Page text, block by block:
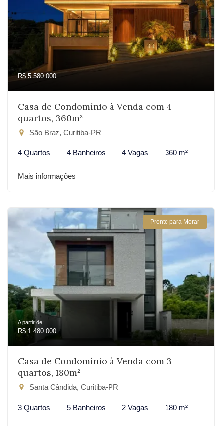
R$ 5.580.000
Casa de Condomínio à Venda com 4
quartos, 360m²
São Braz, Curitiba-PR
4 Quartos 4 Banheiros 4 Vagas 360 m²
Mais informações
Pronto para Morar
A partir de:
R$ 1.480.000
Casa de Condomínio à Venda com 3
quartos, 180m²
Santa Cândida, Curitiba-PR
3 Quartos 5 Banheiros 2 Vagas 180 m²